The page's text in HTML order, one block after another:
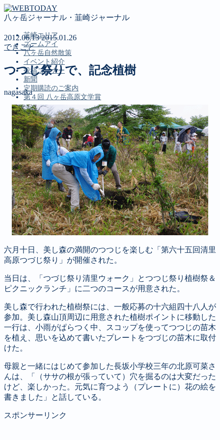
八ヶ岳ジャーナル・韮崎ジャーナル
韮崎エリア
ズームアイ
八ヶ岳自然散策
イベント紹介
投稿コーナー
新聞
定期購読のご案内
第４回 八ヶ岳高原文学賞
MENU
韮崎エリア
ズームアイ
八ヶ岳自然散策
イベント紹介
投稿コーナー
新聞
定期購読のご案内
第４回 八ヶ岳高原文学賞
2012.06.132015.01.26
できごと
つつじ祭りで、記念植樹
nagasaka
六月十日、美し森の満開のつつじを楽しむ「第六十五回清里
高原つづじ祭り」が開催された。
当日は、「つづじ祭り清里ウォーク」とつつじ祭り植樹祭＆
ピクニックランチ」に二つのコースが用意された。
美し森で行われた植樹祭には、一般応募の十六組四十八人が
参加。美し森山頂周辺に用意された植樹ポイントに移動した
一行は、小雨がぱらつく中、スコップを使ってつつじの苗木
を植え、思いを込めて書いたプレートをつづじの苗木に取付
けた。
母親と一緒にはじめて参加した長坂小学校三年の北原可菜さ
んは、「（ササの根が張っていて）穴を掘るのは大変だった
けど、楽しかった。元気に育つよう（プレートに）花の絵を
書きました」と話している。
スポンサーリンク